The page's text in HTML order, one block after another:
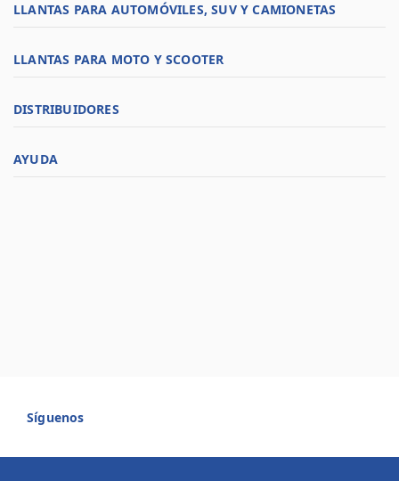
LLANTAS PARA AUTOMÓVILES, SUV Y CAMIONETAS
LLANTAS PARA MOTO Y SCOOTER
DISTRIBUIDORES
AYUDA
Síguenos